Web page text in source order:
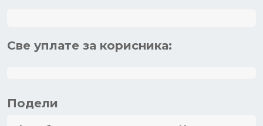
Све уплате за корисника:
Подели